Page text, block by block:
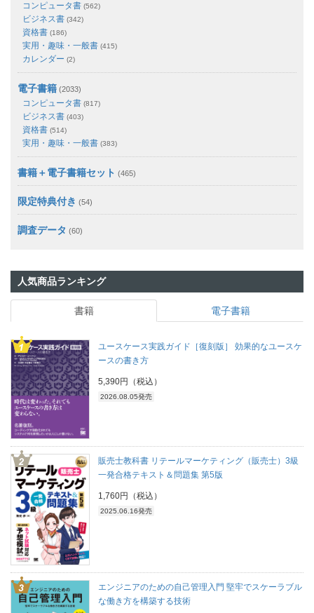
コンピュータ書 (562)
ビジネス書 (342)
資格書 (186)
実用・趣味・一般書 (415)
カレンダー (2)
電子書籍 (2033)
コンピュータ書 (817)
ビジネス書 (403)
資格書 (514)
実用・趣味・一般書 (383)
書籍＋電子書籍セット (465)
限定特典付き (54)
調査データ (60)
人気商品ランキング
書籍 電子書籍
ユースケース実践ガイド［復刻版］ 効果的なユースケ
ースの書き方
5,390円（税込）
2026.08.05発売
販売士教科書 リテールマーケティング（販売士）3級
一発合格テキスト＆問題集 第5版
1,760円（税込）
2025.06.16発売
エンジニアのための自己管理入門 堅牢でスケーラブル
な働き方を構築する技術